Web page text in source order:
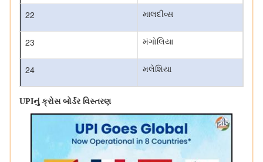
22 માલદીવ્સ
23 મંગોલિયા
24 મલેશિયા
UPIનું ક્રોસ બોર્ડર વિસ્તરણ